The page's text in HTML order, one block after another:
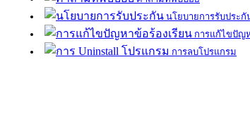
นโยบายการรับประกั
การแก้ไขปัญ
การลบโปรแกรม